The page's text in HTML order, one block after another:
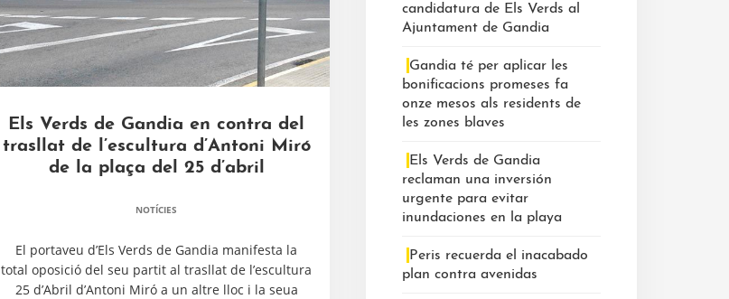
Els Verds de Gandia en contra del
trasllat de l’escultura d’Antoni Miró
de la plaça del 25 d’abril
NOTÍCIES
El portaveu d’Els Verds de Gandia manifesta la
total oposició del seu partit al trasllat de l’escultura
25 d’Abril d’Antoni Miró a un altre lloc i la seua
candidatura de Els Verds al
Ajuntament de Gandia
Gandia té per aplicar les
bonificacions promeses fa
onze mesos als residents de
les zones blaves
Els Verds de Gandia
reclaman una inversión
urgente para evitar
inundaciones en la playa
Peris recuerda el inacabado
plan contra avenidas